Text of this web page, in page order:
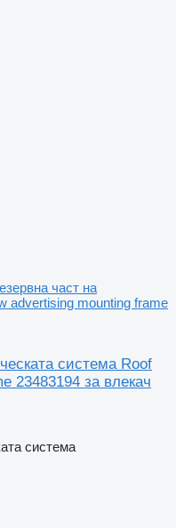
част на
advertising mounting frame
система Roof
23483194 за влекач
система